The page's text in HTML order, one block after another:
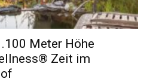
Meter Höhe
Zeit im